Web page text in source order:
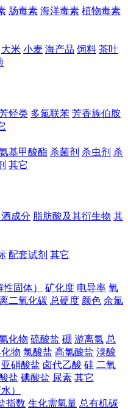
肠毒素 海洋毒素 植物毒素
大米 小麦 海产品 饲料 茶叶
烃类 多氯联苯 芳香族伯胺
基甲酸酯 杀菌剂 杀虫剂 杀
其它
成分 脂肪酸及其衍生物 其
配套试剂 其它
固体） 矿化度 电导率 氧
二氧化碳 总硬度 颜色 余氯
化物 硫酸盐 硼 游离氯 总
物 氯酸盐 高氯酸盐 溴酸
亚硝酸盐 卤代乙酸 硅 二氧
盐 碘酸盐 尿素 其它
）
指数 生化需氧量 总有机碳